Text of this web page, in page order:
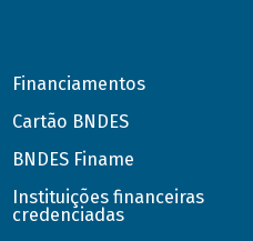
Financiamentos
Cartão BNDES
BNDES Finame
Instituições financeiras
credenciadas